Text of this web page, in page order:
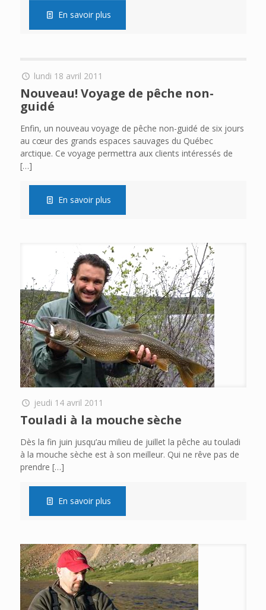
En savoir plus
lundi 18 avril 2011
Nouveau! Voyage de pêche non-
guidé
Enfin, un nouveau voyage de pêche non-guidé de six jours
au cœur des grands espaces sauvages du Québec
arctique. Ce voyage permettra aux clients intéressés de
[…]
En savoir plus
jeudi 14 avril 2011
Touladi à la mouche sèche
Dès la fin juin jusqu’au milieu de juillet la pêche au touladi
à la mouche sèche est à son meilleur. Qui ne rêve pas de
prendre […]
En savoir plus